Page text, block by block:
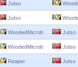
Jutso
Jutso
WoodedMicrob Jutso
WoodedMicrob Jutso
Reaper Jutso